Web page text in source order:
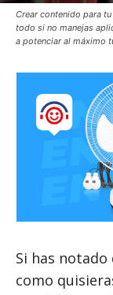
Crear contenido para
todo si no manejas
a potenciar al máximo
Si has
como